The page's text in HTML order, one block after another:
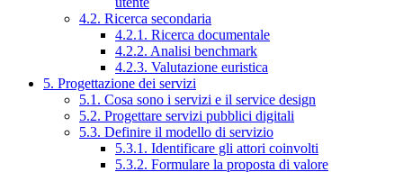
4.2. Ricerca secondaria
4.2.1. Ricerca documentale
4.2.2. Analisi benchmark
4.2.3. Valutazione euristica
5. Progettazione dei servizi
5.1. Cosa sono i servizi e il service design
5.2. Progettare servizi pubblici digitali
5.3. Definire il modello di servizio
5.3.1. Identificare gli attori coinvolti
5.3.2. Formulare la proposta di valore